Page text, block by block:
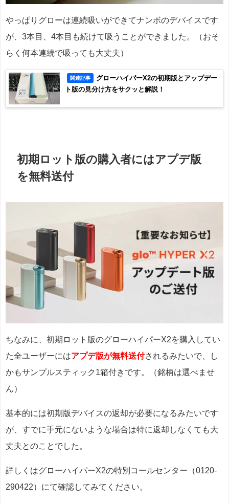
やっぱりグローは連続吸いができてナンボのデバイスです
が、3本目、4本目も続けて吸うことができました。（おそ
らく何本連続で吸っても大丈夫）
関連記事
グローハイパーX2の初期版とアップデー
ト版の見分け方をサクッと解説！
初期ロット版の購入者にはアプデ版
を無料送付
ちなみに、初期ロット版のグローハイパーX2を購入してい
た全ユーザーにはアプデ版が無料送付されるみたいで、し
かもサンプルスティック1箱付きです。（銘柄は選べませ
ん）
基本的には初期版デバイスの返却が必要になるみたいです
が、すでに手元にないような場合は特に返却しなくても大
丈夫とのことでした。
詳しくはグローハイパーX2の特別コールセンター（0120-
290422）にて確認してみてください。